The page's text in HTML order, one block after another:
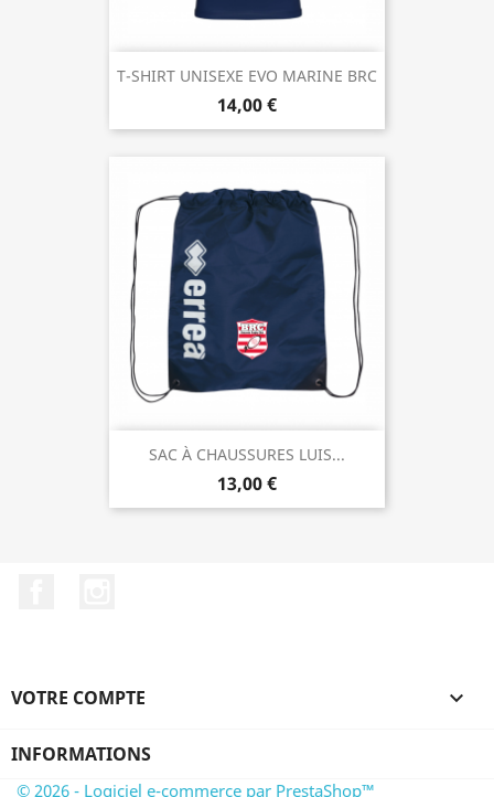
T-SHIRT UNISEXE EVO MARINE BRC
14,00 €
SAC À CHAUSSURES LUIS...
13,00 €
VOTRE COMPTE 
INFORMATIONS
© 2026 - Logiciel e-commerce par PrestaShop™